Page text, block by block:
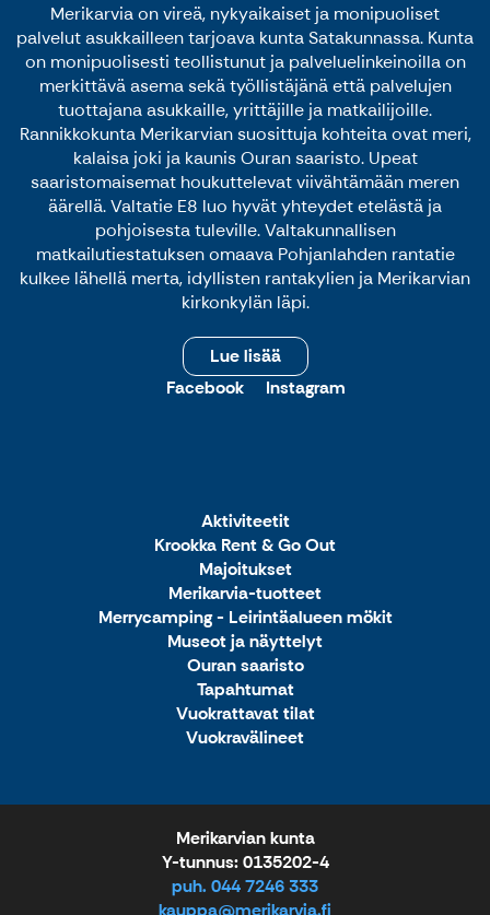
Merikarvia on vireä, nykyaikaiset ja monipuoliset
palvelut asukkailleen tarjoava kunta Satakunnassa. Kunta
on monipuolisesti teollistunut ja palveluelinkeinoilla on
merkittävä asema sekä työllistäjänä että palvelujen
tuottajana asukkaille, yrittäjille ja matkailijoille.
Rannikkokunta Merikarvian suosittuja kohteita ovat meri,
kalaisa joki ja kaunis Ouran saaristo. Upeat
saaristomaisemat houkuttelevat viivähtämään meren
äärellä. Valtatie E8 luo hyvät yhteydet etelästä ja
pohjoisesta tuleville. Valtakunnallisen
matkailutiestatuksen omaava Pohjanlahden rantatie
kulkee lähellä merta, idyllisten rantakylien ja Merikarvian
kirkonkylän läpi.
Lue lisää
Facebook
Instagram
Aktiviteetit
Krookka Rent & Go Out
Majoitukset
Merikarvia-tuotteet
Merrycamping - Leirintäalueen mökit
Museot ja näyttelyt
Ouran saaristo
Tapahtumat
Vuokrattavat tilat
Vuokravälineet
Merikarvian kunta
Y-tunnus: 0135202-4
puh. 044 7246 333
kauppa@merikarvia.fi